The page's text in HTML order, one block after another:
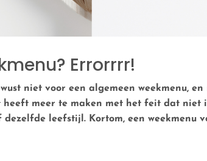
Errorrrr!
niet voor een algemeen weekmenu,
heeft meer te maken met het feit dat
leefstijl. Kortom, een weekmenu